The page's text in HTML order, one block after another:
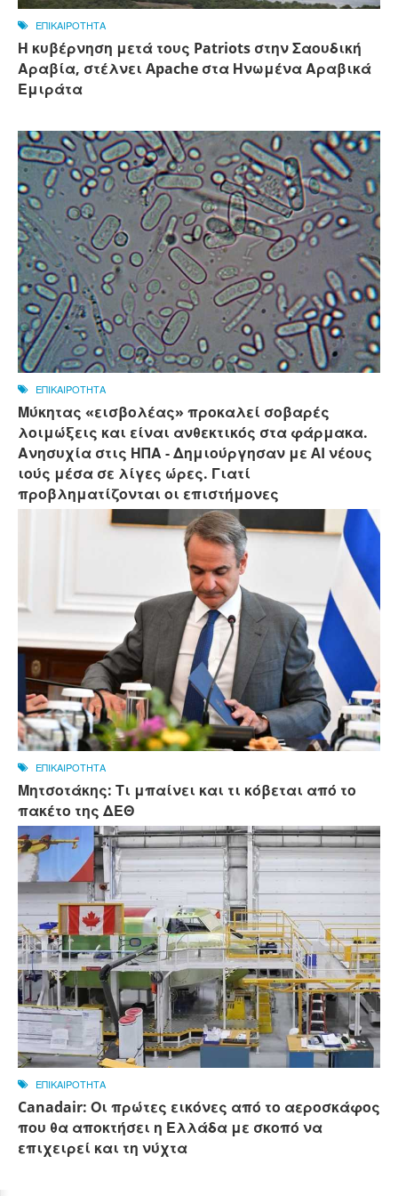
ΕΠΙΚΑΙΡΟΤΗΤΑ
Η κυβέρνηση μετά τους Patriots στην Σαουδική
Αραβία, στέλνει Apache στα Ηνωμένα Αραβικά
Εμιράτα
ΕΠΙΚΑΙΡΟΤΗΤΑ
Μύκητας «εισβολέας» προκαλεί σοβαρές
λοιμώξεις και είναι ανθεκτικός στα φάρμακα.
Ανησυχία στις ΗΠΑ - Δημιούργησαν με AI νέους
ιούς μέσα σε λίγες ώρες. Γιατί
προβληματίζονται οι επιστήμονες
ΕΠΙΚΑΙΡΟΤΗΤΑ
Μητσοτάκης: Τι μπαίνει και τι κόβεται από το
πακέτο της ΔΕΘ
ΕΠΙΚΑΙΡΟΤΗΤΑ
Canadair: Οι πρώτες εικόνες από το αεροσκάφος
που θα αποκτήσει η Ελλάδα με σκοπό να
επιχειρεί και τη νύχτα